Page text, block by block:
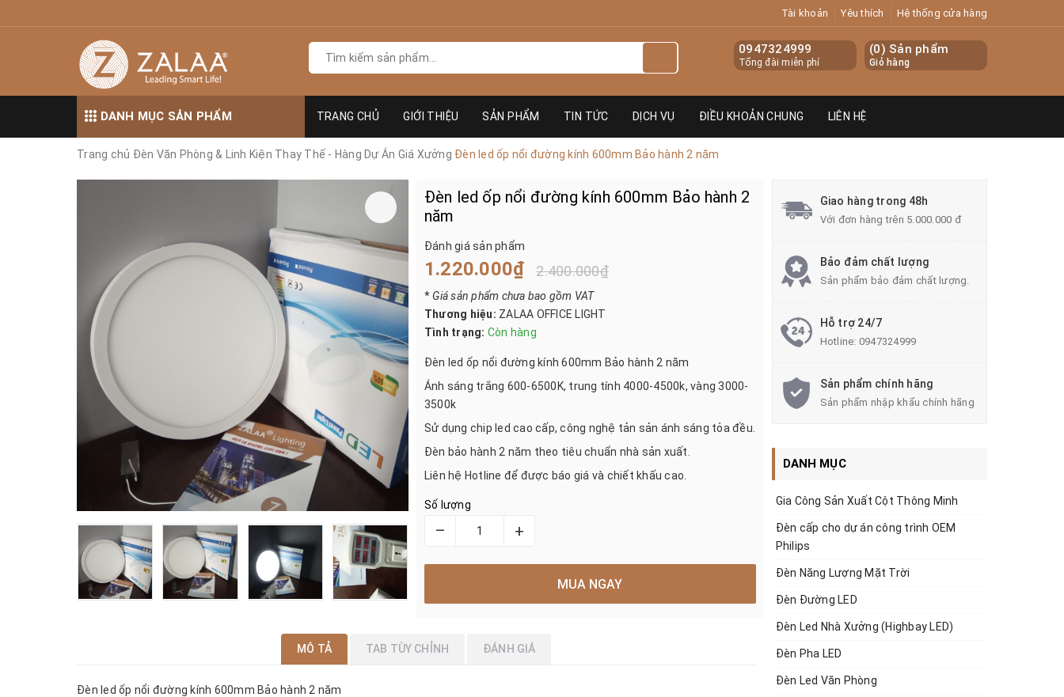
Tài khoản Yêu thích Hệ thống cửa hàng
(0) Sản phẩm
Giỏ hàng
0947324999
Tổng đài miễn phí
DANH MỤC SẢN PHẨM TRANG CHỦ GIỚI THIỆU SẢN PHẨM TIN TỨC DỊCH VỤ ĐIỀU KHOẢN CHUNG LIÊN HỆ
Trang chủ Đèn Văn Phòng & Linh Kiện Thay Thế - Hàng Dự Án Giá Xưởng Đèn led ốp nổi đường kính 600mm Bảo hành 2 năm
Đèn led ốp nổi đường kính 600mm Bảo hành 2
năm
Đánh giá sản phẩm
1.220.000₫ 2.400.000₫
*Giá sản phẩm chưa bao gồm VAT
Thương hiệu: ZALAA OFFICE LIGHT
Tình trạng: Còn hàng
Đèn led ốp nổi đường kính 600mm Bảo hành 2 năm
Ánh sáng trắng 600-6500K, trung tính 4000-4500k, vàng 3000-
3500k
Sử dụng chip led cao cấp, công nghệ tản sản ánh sáng tỏa đều.
Đèn bảo hành 2 năm theo tiêu chuẩn nhà sản xuất.
Liên hệ Hotline để được báo giá và chiết khấu cao.
Số lượng
– +
MUA NGAY
MÔ TẢ TAB TÙY CHỈNH ĐÁNH GIÁ
Đèn led ốp nổi đường kính 600mm Bảo hành 2 năm
Giao hàng trong 48h
Với đơn hàng trên 5.000.000 đ
Bảo đảm chất lượng
Sản phẩm bảo đảm chất lượng.
Hỗ trợ 24/7
Hotline: 0947324999
Sản phẩm chính hãng
Sản phẩm nhập khẩu chính hãng
DANH MỤC
Gia Công Sản Xuất Cột Thông Minh
Đèn cấp cho dự án công trình OEM
Philips
Đèn Năng Lượng Mặt Trời
Đèn Đường LED
Đèn Led Nhà Xưởng (Highbay LED)
Đèn Pha LED
Đèn Led Văn Phòng